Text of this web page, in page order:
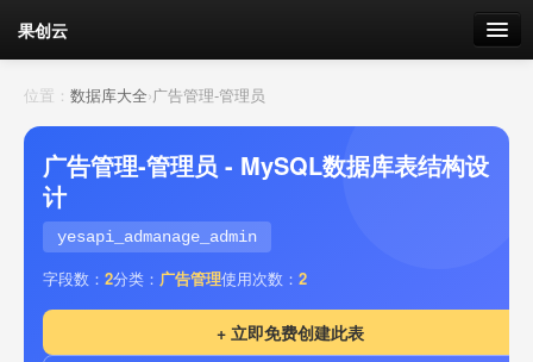
果创云
数据表单
API接口
云存储
流量 剩余接口流量
位置： 数据库大全›广告管理-管理员
广告管理-管理员 - MySQL数据库表结构设
计
yesapi_admanage_admin
字段数： 2分类： 广告管理使用次数： 2
+ 立即免费创建此表